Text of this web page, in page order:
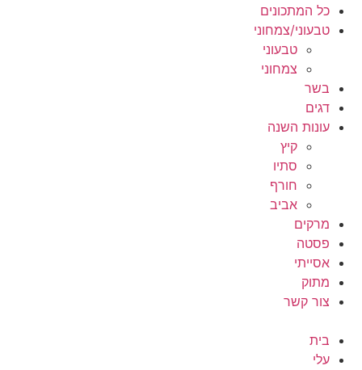
כל המתכונים
טבעוני/צמחוני
טבעוני
צמחוני
בשר
דגים
עונות השנה
קיץ
סתיו
חורף
אביב
מרקים
פסטה
אסייתי
מתוק
צור קשר
בית
עלי